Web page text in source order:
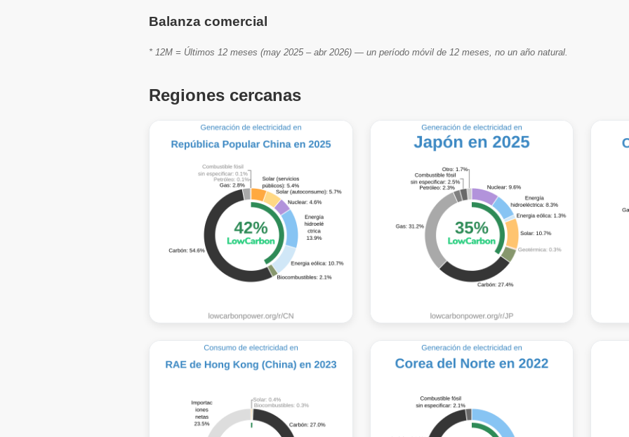
Balanza comercial
* 12M = Últimos 12 meses (may 2025 – abr 2026) — un período móvil de 12 meses, no un año natural.
Regiones cercanas